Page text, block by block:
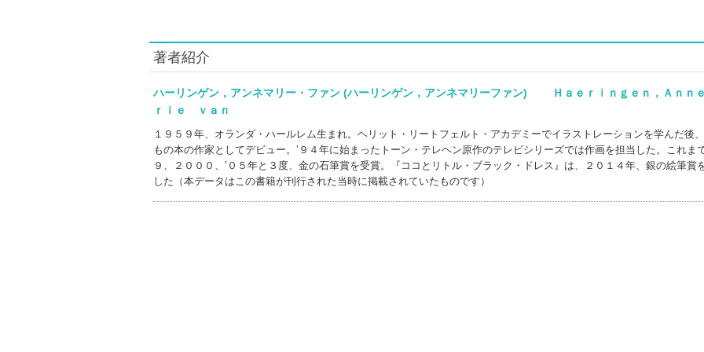
著者紹介
ハーリンゲン，アンネマリー・ファン (ハーリンゲン，アンネマリーファン) Ｈａｅｒｉｎｇｅｎ，Ａｎｎ
ｒｉｅ ｖａｎ
１９５９年、オランダ・ハールレム生まれ。ヘリット・リートフェルト・アカデミーでイラストレーションを学んだ後
もの本の作家としてデビュー。’９４年に始まったトーン・テレヘン原作のテレビシリーズでは作画を担当した。これま
９、２０００、’０５年と３度、金の石筆賞を受賞。『ココとリトル・ブラック・ドレス』は、２０１４年、銀の絵筆賞
した（本データはこの書籍が刊行された当時に掲載されていたものです）